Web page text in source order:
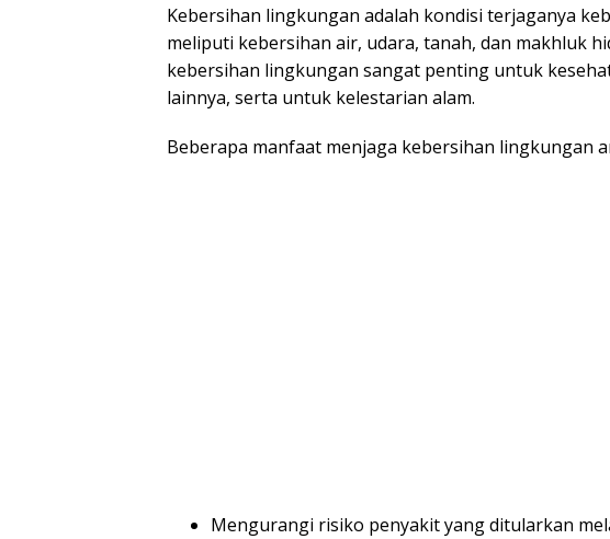
Kebersihan lingkungan adalah kondisi terjaganya
meliputi kebersihan air, udara, tanah, dan makhluk
kebersihan lingkungan sangat penting untuk
lainnya, serta untuk kelestarian alam.
Beberapa manfaat menjaga kebersihan lingkungan
Mengurangi risiko penyakit yang ditularkan